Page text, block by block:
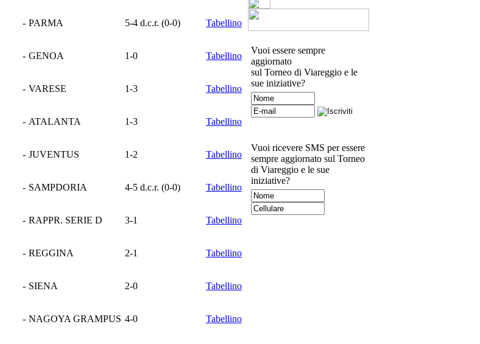
- PARMA 5-4 d.c.r. (0-0) Tabellino
- GENOA 1-0 Tabellino
- VARESE 1-3 Tabellino
- ATALANTA 1-3 Tabellino
- JUVENTUS 1-2 Tabellino
- SAMPDORIA 4-5 d.c.r. (0-0) Tabellino
- RAPPR. SERIE D 3-1 Tabellino
- REGGINA 2-1 Tabellino
- SIENA 2-0 Tabellino
- NAGOYA GRAMPUS 4-0 Tabellino
Vuoi essere sempre
aggiornato
sul Torneo di Viareggio e le
sue iniziative?
Vuoi ricevere SMS per essere
sempre aggiornato sul Torneo
di Viareggio e le sue
iniziative?